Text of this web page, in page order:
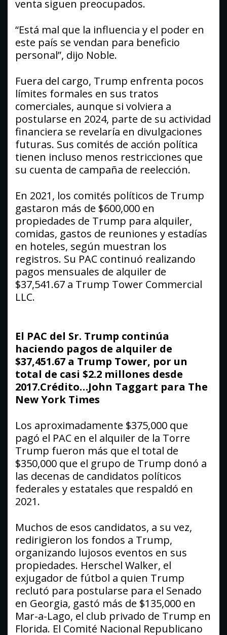
venta siguen preocupados.
“Está mal que la influencia y el poder en
este país se vendan para beneficio
personal”, dijo Noble.
Fuera del cargo, Trump enfrenta pocos
límites formales en sus tratos
comerciales, aunque si volviera a
postularse en 2024, parte de su actividad
financiera se revelaría en divulgaciones
futuras. Sus comités de acción política
tienen incluso menos restricciones que
su cuenta de campaña de reelección.
En 2021, los comités políticos de Trump
gastaron más de $600,000 en
propiedades de Trump para alquiler,
comidas, gastos de reuniones y estadías
en hoteles, según muestran los
registros. Su PAC continuó realizando
pagos mensuales de alquiler de
$37,541.67 a Trump Tower Commercial
LLC.
El PAC del Sr. Trump continúa
haciendo pagos de alquiler de
$37,451.67 a Trump Tower, por un
total de casi $2.2 millones desde
2017.Crédito…John Taggart para The
New York Times
Los aproximadamente $375,000 que
pagó el PAC en el alquiler de la Torre
Trump fueron más que el total de
$350,000 que el grupo de Trump donó a
las decenas de candidatos políticos
federales y estatales que respaldó en
2021.
Muchos de esos candidatos, a su vez,
redirigieron los fondos a Trump,
organizando lujosos eventos en sus
propiedades. Herschel Walker, el
exjugador de fútbol a quien Trump
reclutó para postularse para el Senado
en Georgia, gastó más de $135,000 en
Mar-a-Lago, el club privado de Trump en
Florida. El Comité Nacional Republicano